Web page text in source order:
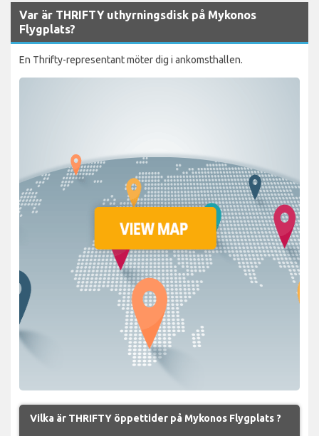
Var är THRIFTY uthyrningsdisk på Mykonos
Flygplats?
En Thrifty-representant möter dig i ankomsthallen.
Vilka är THRIFTY öppettider på Mykonos Flygplats ?